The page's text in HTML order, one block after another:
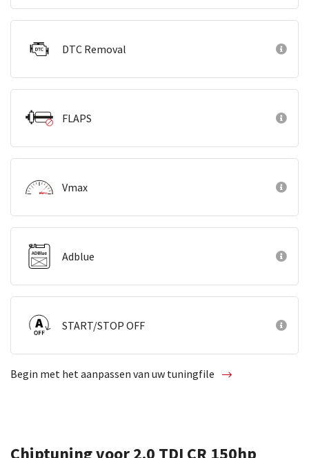
DTC Removal
FLAPS
Vmax
Adblue
START/STOP OFF
Begin met het aanpassen van uw tuningfile
Chiptuning voor 2.0 TDI CR 150hp